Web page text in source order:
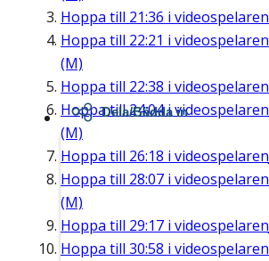
Hoppa till 21:36 i videospelaren
Hoppa till 22:21 i videospelaren
(M)
Hoppa till 22:38 i videospelaren
Hoppa till24:04i videospelaren
(M)
Hoppa till 26:18 i videospelaren
Hoppa till 28:07 i videospelaren
(M)
Hoppa till 29:17 i videospelaren
Hoppa till 30:58 i videospelaren
Dela/Bädda in